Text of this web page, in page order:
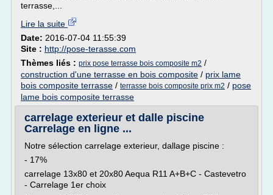
terrasse,...
Lire la suite
Date: 2016-07-04 11:55:39
Site : http://pose-terasse.com
Thèmes liés : prix pose terrasse bois composite m2 /
construction d'une terrasse en bois composite / prix lame
bois composite terrasse / terrasse bois composite prix m2 / pose
lame bois composite terrasse
carrelage exterieur et dalle piscine
Carrelage en ligne ...
Notre sélection carrelage exterieur, dallage piscine :
- 17%
carrelage 13x80 et 20x80 Aequa R11 A+B+C - Castevetro
- Carrelage 1er choix